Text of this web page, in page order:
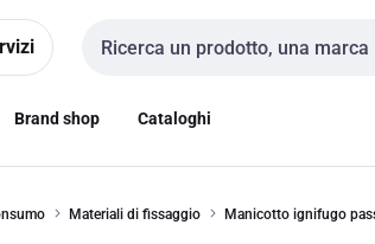
Cerca input
Brand shop Cataloghi
Materiali di fissaggio Manicotto ignifugo